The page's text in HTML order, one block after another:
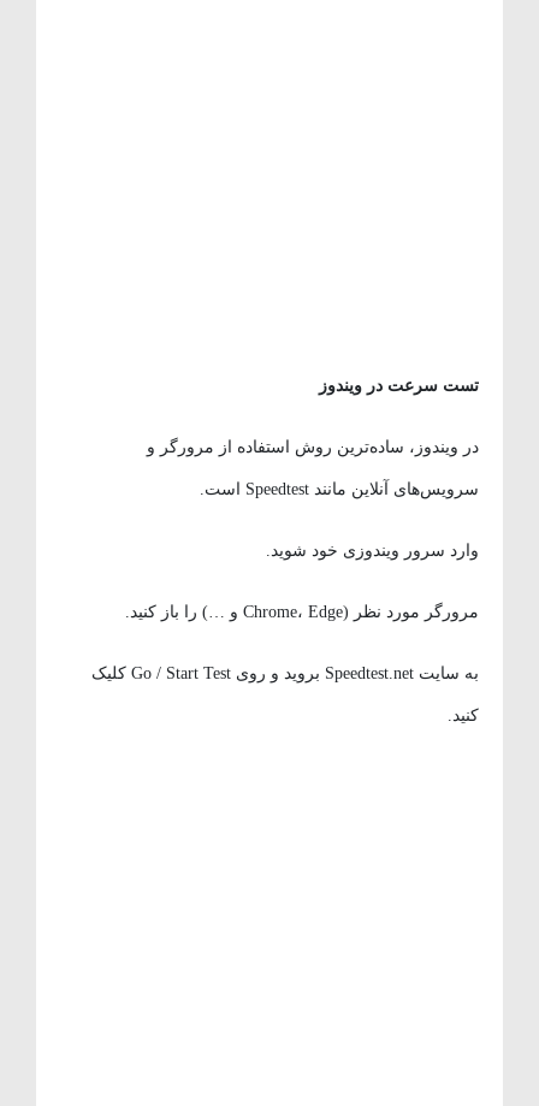
تست سرعت در ویندوز
در ویندوز، ساده‌ترین روش استفاده از مرورگر و
سرویس‌های آنلاین مانند Speedtest است.
وارد سرور ویندوزی خود شوید.
مرورگر مورد نظر (Chrome، Edge و …) را باز کنید.
به سایت Speedtest.net بروید و روی Go / Start Test کلیک
کنید.